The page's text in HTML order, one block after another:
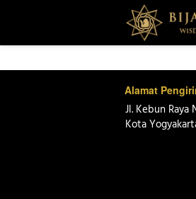
Alamat
Jl. Kebun Raya
Kota